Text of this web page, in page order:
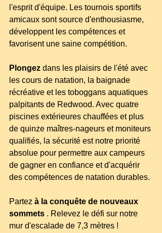
l'esprit d'équipe. Les tournois sportifs
amicaux sont source d'enthousiasme,
développent les compétences et
favorisent une saine compétition.
Plongez dans les plaisirs de l'été avec
les cours de natation, la baignade
récréative et les toboggans aquatiques
palpitants de Redwood. Avec quatre
piscines extérieures chauffées et plus
de quinze maîtres-nageurs et moniteurs
qualifiés, la sécurité est notre priorité
absolue pour permettre aux campeurs
de gagner en confiance et d'acquérir
des compétences de natation durables.
Partez à la conquête de nouveaux
sommets . Relevez le défi sur notre
mur d'escalade de 7,3 mètres !